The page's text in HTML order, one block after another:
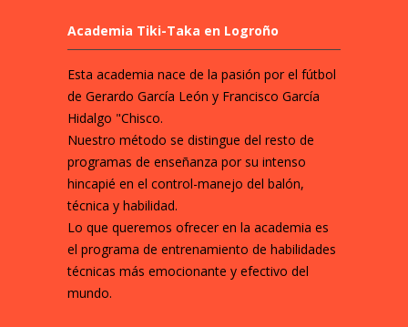
Academia Tiki-Taka en Logroño
Esta academia nace de la pasión por el fútbol
de Gerardo García León y Francisco García
Hidalgo "Chisco.
Nuestro método se distingue del resto de
programas de enseñanza por su intenso
hincapié en el control-manejo del balón,
técnica y habilidad.
Lo que queremos ofrecer en la academia es
el programa de entrenamiento de habilidades
técnicas más emocionante y efectivo del
mundo.